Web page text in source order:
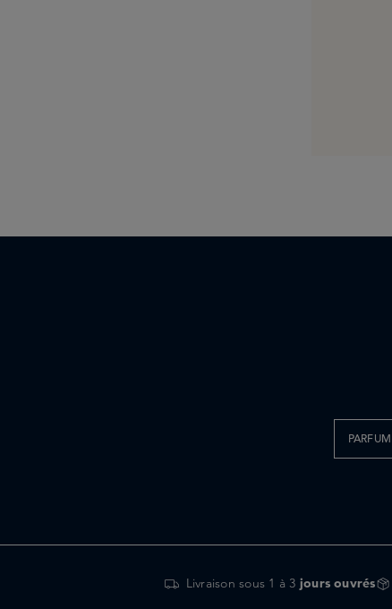
PARFUM
Livraison sous 1 à 3 jours ouvrés